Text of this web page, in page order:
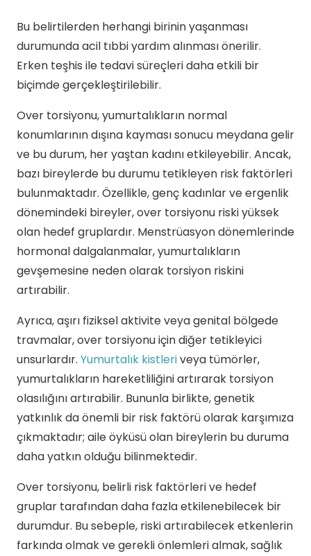
Bu belirtilerden herhangi birinin yaşanması
durumunda acil tıbbi yardım alınması önerilir.
Erken teşhis ile tedavi süreçleri daha etkili bir
biçimde gerçekleştirilebilir.
Over torsiyonu, yumurtalıkların normal
konumlarının dışına kayması sonucu meydana gelir
ve bu durum, her yaştan kadını etkileyebilir. Ancak,
bazı bireylerde bu durumu tetikleyen risk faktörleri
bulunmaktadır. Özellikle, genç kadınlar ve ergenlik
dönemindeki bireyler, over torsiyonu riski yüksek
olan hedef gruplardır. Menstrüasyon dönemlerinde
hormonal dalgalanmalar, yumurtalıkların
gevşemesine neden olarak torsiyon riskini
artırabilir.
Ayrıca, aşırı fiziksel aktivite veya genital bölgede
travmalar, over torsiyonu için diğer tetikleyici
unsurlardır. Yumurtalık kistleriveya tümörler,
yumurtalıkların hareketliliğini artırarak torsiyon
olasılığını artırabilir. Bununla birlikte, genetik
yatkınlık da önemli bir risk faktörü olarak karşımıza
çıkmaktadır; aile öyküsü olan bireylerin bu duruma
daha yatkın olduğu bilinmektedir.
Over torsiyonu, belirli risk faktörleri ve hedef
gruplar tarafından daha fazla etkilenebilecek bir
durumdur. Bu sebeple, riski artırabilecek etkenlerin
farkında olmak ve gerekli önlemleri almak, sağlık